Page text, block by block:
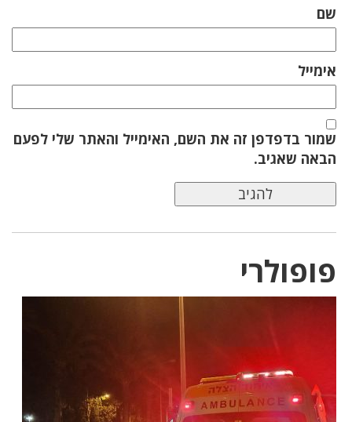
שם
אימייל
שמור בדפדפן זה את השם, האימייל והאתר שלי לפעם
הבאה שאגיב.
פופולרי